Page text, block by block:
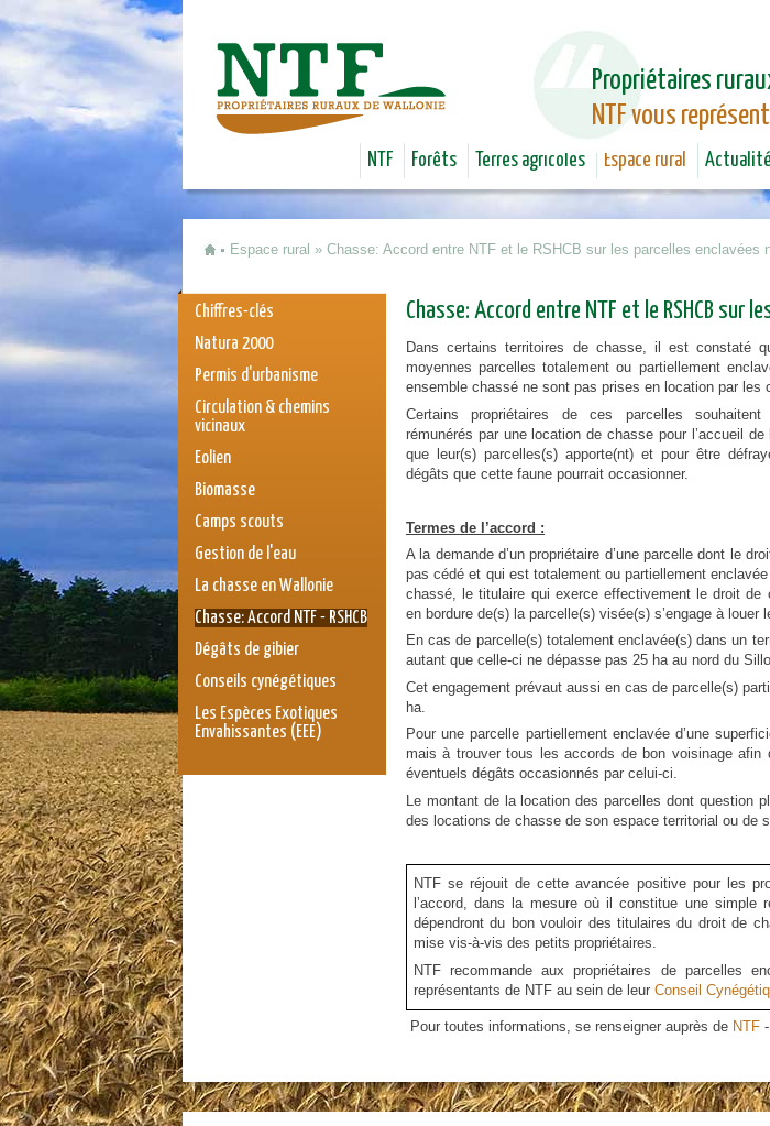
Propriétaires
NTF vous
NTF Forêts Terres agricoles Espace rural Actualité
Espace rural » Chasse: Accord entre NTF et le RSHCB sur les parcelles enclavées
Chasse: Accord entre NTF et le RSHCB sur
Dans certains territoires de chasse, il est constaté
moyennes parcelles totalement ou partiellement
ensemble chassé ne sont pas prises en location par les
Certains propriétaires de ces parcelles souhaitent
rémunérés par une location de chasse pour l’accueil
que leur(s) parcelles(s) apporte(nt) et pour être
dégâts que cette faune pourrait occasionner.
Termes de l’accord :
A la demande d’un propriétaire d’une parcelle dont le
pas cédé et qui est totalement ou partiellement
chassé, le titulaire qui exerce effectivement le droit de
en bordure de(s) la parcelle(s) visée(s) s’engage à louer
En cas de parcelle(s) totalement enclavée(s) dans un
autant que celle-ci ne dépasse pas 25 ha au nord du
Cet engagement prévaut aussi en cas de parcelle(s)
ha.
Pour une parcelle partiellement enclavée d’une
mais à trouver tous les accords de bon voisinage
éventuels dégâts occasionnés par celui-ci.
Le montant de la location des parcelles dont question
des locations de chasse de son espace territorial ou de
NTF se réjouit de cette avancée positive pour les
l’accord, dans la mesure où il constitue une
dépendront du bon vouloir des titulaires du droit de
mise vis-à-vis des petits propriétaires.
NTF recommande aux propriétaires de parcelles
représentants de NTF au sein de leur Conseil
Pour toutes informations, se renseigner auprès de NTF
Chiffres-clés
Natura 2000
Permis d'urbanisme
Circulation & chemins
vicinaux
Eolien
Biomasse
Camps scouts
Gestion de l'eau
La chasse en Wallonie
Chasse: Accord NTF - RSHCB
Dégâts de gibier
Conseils cynégétiques
Les Espèces Exotiques
Envahissantes (EEE)